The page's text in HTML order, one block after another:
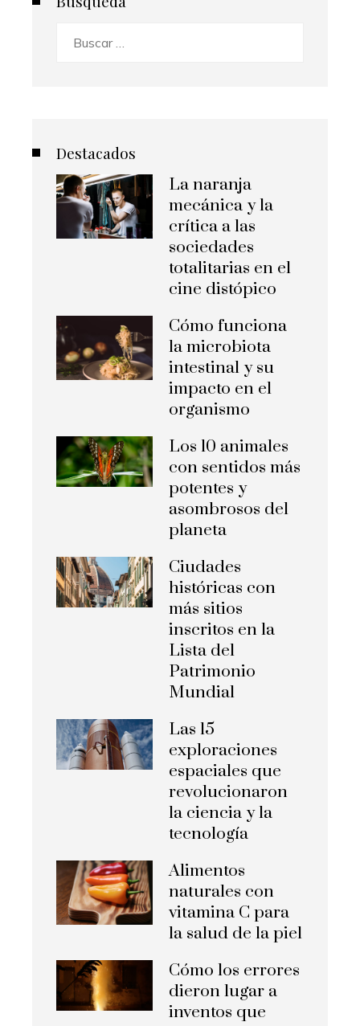
Destacados
La naranja
mecánica y la
crítica a las
sociedades
totalitarias en el
cine distópico
Cómo funciona
la microbiota
intestinal y su
impacto en el
organismo
Los 10 animales
con sentidos más
potentes y
asombrosos del
planeta
Ciudades
históricas con
más sitios
inscritos en la
Lista del
Patrimonio
Mundial
Las 15
exploraciones
espaciales que
revolucionaron
la ciencia y la
tecnología
Alimentos
naturales con
vitamina C para
la salud de la piel
Cómo los errores
dieron lugar a
inventos que